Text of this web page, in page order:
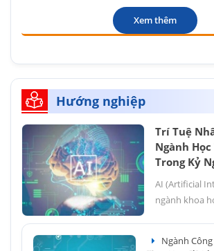
Xem thêm
Hướng nghiệp
Trí Tuệ
Ngành
Trong Kỷ
AI (Artificial
ngành khoa
Ngành